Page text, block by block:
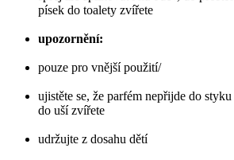
písek do toalety zvířete
upozornění:
pouze pro vnější použití/
ujistěte se, že parfém nepřijde do
do uší zvířete
udržujte z dosahu dětí